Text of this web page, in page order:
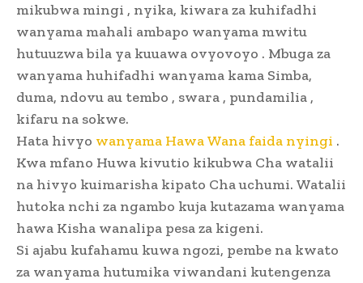
mikubwa mingi , nyika, kiwara za kuhifadhi
wanyama mahali ambapo wanyama mwitu
hutuuzwa bila ya kuuawa ovyovoyo . Mbuga za
wanyama huhifadhi wanyama kama Simba,
duma, ndovu au tembo , swara , pundamilia ,
kifaru na sokwe.
Hata hivyo wanyama Hawa Wana faida nyingi .
Kwa mfano Huwa kivutio kikubwa Cha watalii
na hivyo kuimarisha kipato Cha uchumi. Watalii
hutoka nchi za ngambo kuja kutazama wanyama
hawa Kisha wanalipa pesa za kigeni.
Si ajabu kufahamu kuwa ngozi, pembe na kwato
za wanyama hutumika viwandani kutengenza